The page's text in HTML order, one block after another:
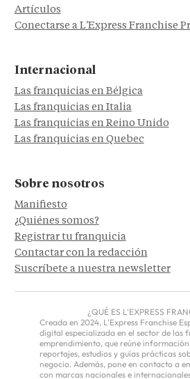
Artículos
Conectarse a L'Express Franchise
Internacional
Las franquicias en Bélgica
Las franquicias en Italia
Las franquicias en Reino Unido
Las franquicias en Quebec
Sobre nosotros
Manifiesto
¿Quiénes somos?
Registrar tu franquicia
Contactar con la redacción
Suscríbete a nuestra newsletter
¿QUÉ ES L'EXPRESS
Creada en 2024, L'Express Franchise
digital especializada en el sector de las
emprendimiento, que reúne
reportajes, estudios y guías prácticas
negocio. Además, pone en contacto a
con marcas nacionales e